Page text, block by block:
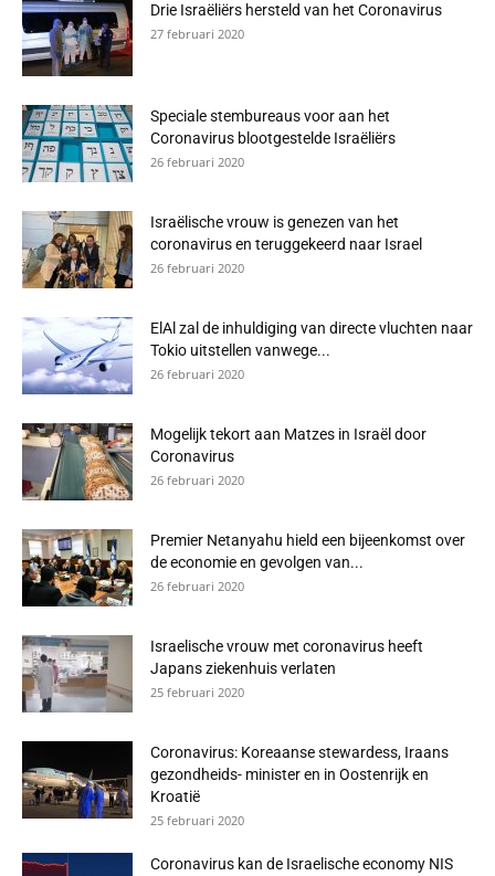
Drie Israëliërs hersteld van het Coronavirus
27 februari 2020
Speciale stembureaus voor aan het
Coronavirus blootgestelde Israëliërs
26 februari 2020
Israëlische vrouw is genezen van het
coronavirus en teruggekeerd naar Israel
26 februari 2020
ElAl zal de inhuldiging van directe vluchten naar
Tokio uitstellen vanwege...
26 februari 2020
Mogelijk tekort aan Matzes in Israël door
Coronavirus
26 februari 2020
Premier Netanyahu hield een bijeenkomst over
de economie en gevolgen van...
26 februari 2020
Israelische vrouw met coronavirus heeft
Japans ziekenhuis verlaten
25 februari 2020
Coronavirus: Koreaanse stewardess, Iraans
gezondheids- minister en in Oostenrijk en
Kroatië
25 februari 2020
Coronavirus kan de Israelische economy NIS